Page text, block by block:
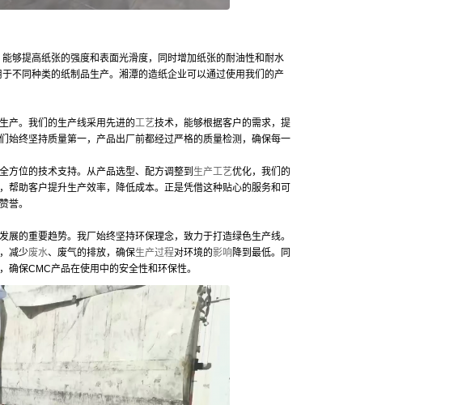
够提高纸张的强度和表面光滑度，同时增加纸张的耐油性和耐水
不同种类的纸制品生产。湘潭的造纸企业可以通过使用我们的产
产。我们的生产线采用先进的工艺技术，能够根据客户的需求，提
始终坚持质量第一，产品出厂前都经过严格的质量检测，确保每一
位的技术支持。从产品选型、配方调整到 生产工艺优化，我们的
助客户提升生产效率，降低成本。正是凭借这种贴心的服务和可
誉。
的重要趋势。我厂始终坚持环保理念，致力于打造绿色生产线。
减少废水、废气的排放，确保生产过程对环境的影响 降到最低。同
确保CMC产品在使用中的安全性和环保性。